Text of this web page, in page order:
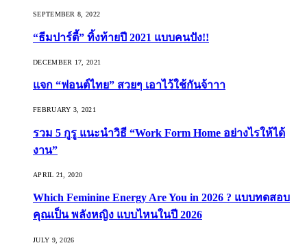
SEPTEMBER 8, 2022
“ธีมปาร์ตี้” ทิ้งท้ายปี 2021 แบบคนปัง!!
DECEMBER 17, 2021
แจก “ฟอนต์ไทย” สวยๆ เอาไว้ใช้กันจ้าาา
FEBRUARY 3, 2021
รวม 5 กูรู แนะนำวิธี “Work Form Home อย่างไรให้ได้
งาน”
APRIL 21, 2020
Which Feminine Energy Are You in 2026 ? แบบทดสอบ
คุณเป็น พลังหญิง แบบไหนในปี 2026
JULY 9, 2026